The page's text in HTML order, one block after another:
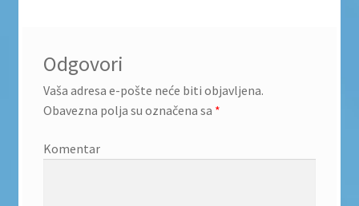
Odgovori
Vaša adresa e-pošte neće biti objavljena.
Obavezna polja su označena sa *
Komentar